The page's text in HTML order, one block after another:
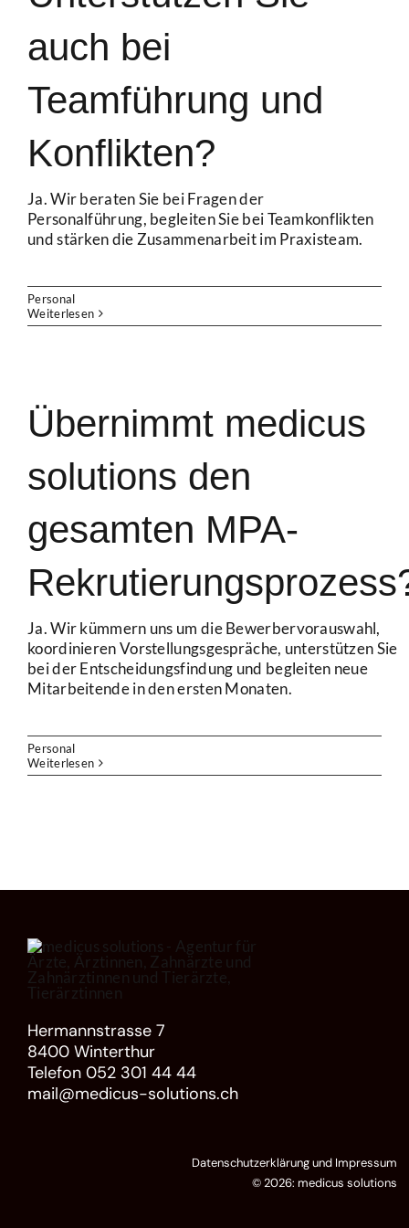
auch bei
Teamführung und
Konflikten?
Ja. Wir beraten Sie bei Fragen der
Personalführung, begleiten Sie bei Teamkonflikten
und stärken die Zusammenarbeit im Praxisteam.
Personal
Weiterlesen
Übernimmt medicus
solutions den
gesamten MPA-
Ja. Wir kümmern uns um die Bewerbervorauswahl,
koordinieren Vorstellungsgespräche, unterstützen Sie
bei der Entscheidungsfindung und begleiten neue
Mitarbeitende in den ersten Monaten.
Personal
Weiterlesen
Hermannstrasse 7
8400 Winterthur
Telefon 052 301 44 44
mail@medicus-solutions.ch
Datenschutzerklärungund Impressum
© 2026: medicus solutions